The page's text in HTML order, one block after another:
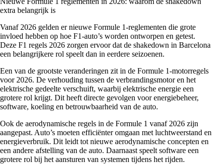
extra belangrijk is
Vanaf 2026 gelden er nieuwe Formule 1-reglementen die grote
invloed hebben op hoe F1-auto’s worden ontworpen en getest.
Deze F1 regels 2026 zorgen ervoor dat de shakedown in Barcelona
een belangrijkere rol speelt dan in eerdere seizoenen.
Een van de grootste veranderingen zit in de Formule 1-motorregels
voor 2026. De verhouding tussen de verbrandingsmotor en het
elektrische gedeelte verschuift, waarbij elektrische energie een
grotere rol krijgt. Dit heeft directe gevolgen voor energiebeheer,
software, koeling en betrouwbaarheid van de auto.
Ook de aerodynamische regels in de Formule 1 vanaf 2026 zijn
aangepast. Auto’s moeten efficiënter omgaan met luchtweerstand en
energieverbruik. Dit leidt tot nieuwe aerodynamische concepten en
een andere afstelling van de auto. Daarnaast speelt software een
grotere rol bij het aansturen van systemen tijdens het rijden.